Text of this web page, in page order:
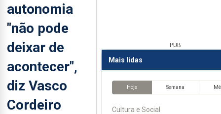
autonomia
"não pode
deixar de
acontecer",
diz Vasco
Cordeiro
PUB
Mais lidas
Hoje Semana
Cultura e Social